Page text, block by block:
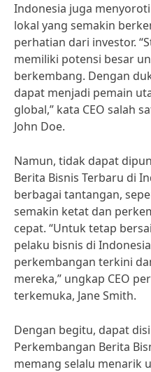
Indonesia juga
lokal yang semakin
perhatian dari investor.
memiliki potensi besar
berkembang. Dengan
dapat menjadi pemain
global,” kata CEO salah
John Doe.
Namun, tidak dapat
Berita Bisnis Terbaru di
berbagai tantangan,
semakin ketat dan
cepat. “Untuk tetap
pelaku bisnis di
perkembangan terkini
mereka,” ungkap CEO
terkemuka, Jane Smith.
Dengan begitu, dapat
Perkembangan Berita
memang selalu menarik